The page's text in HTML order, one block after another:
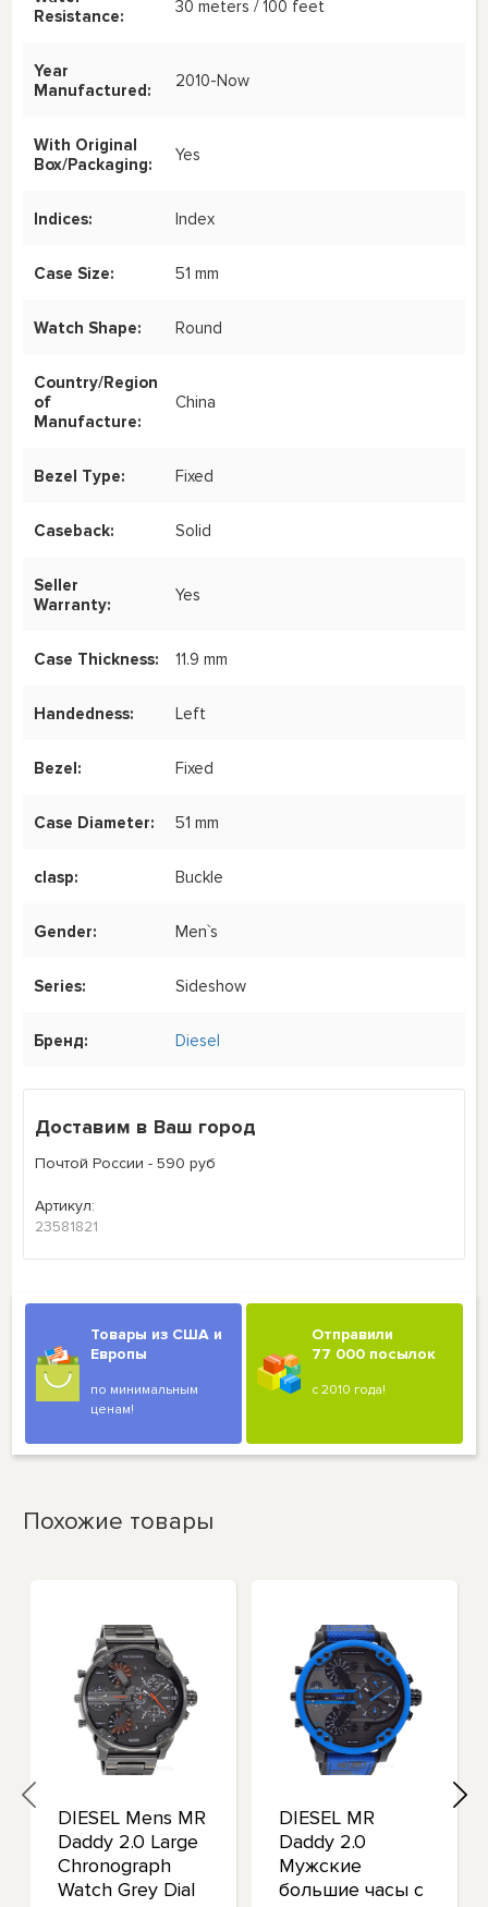
Resistance:
30 meters / 100 feet
Year
Manufactured:
2010-Now
With Original
Box/Packaging:
Yes
Indices: Index
Case Size: 51 mm
Watch Shape: Round
Country/Region
of
Manufacture:
China
Bezel Type: Fixed
Caseback: Solid
Seller
Warranty:
Yes
Case Thickness: 11.9 mm
Handedness: Left
Bezel: Fixed
Case Diameter: 51 mm
clasp: Buckle
Gender: Men`s
Series: Sideshow
Бренд: Diesel
Доставим в Ваш город
Почтой России - 590 руб
Артикул:
23581821
Товары из США и
Европы
по минимальным
ценам!
Отправили
77 000 посылок
с 2010 года!
Похожие товары
DIESEL Mens MR
Daddy 2.0 Large
Chronograph
Watch Grey Dial
DIESEL MR
Daddy 2.0
Мужские
большие часы с